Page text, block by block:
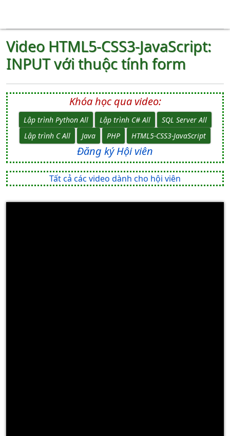
Video HTML5-CSS3-JavaScript:
INPUT với thuộc tính form
Khóa học qua video:
Lập trình Python All Lập trình C# All
SQL Server All
Lập trình C All
Java PHP HTML5-CSS3-JavaScript
Đăng ký Hội viên
Tất cả các video dành cho hội viên